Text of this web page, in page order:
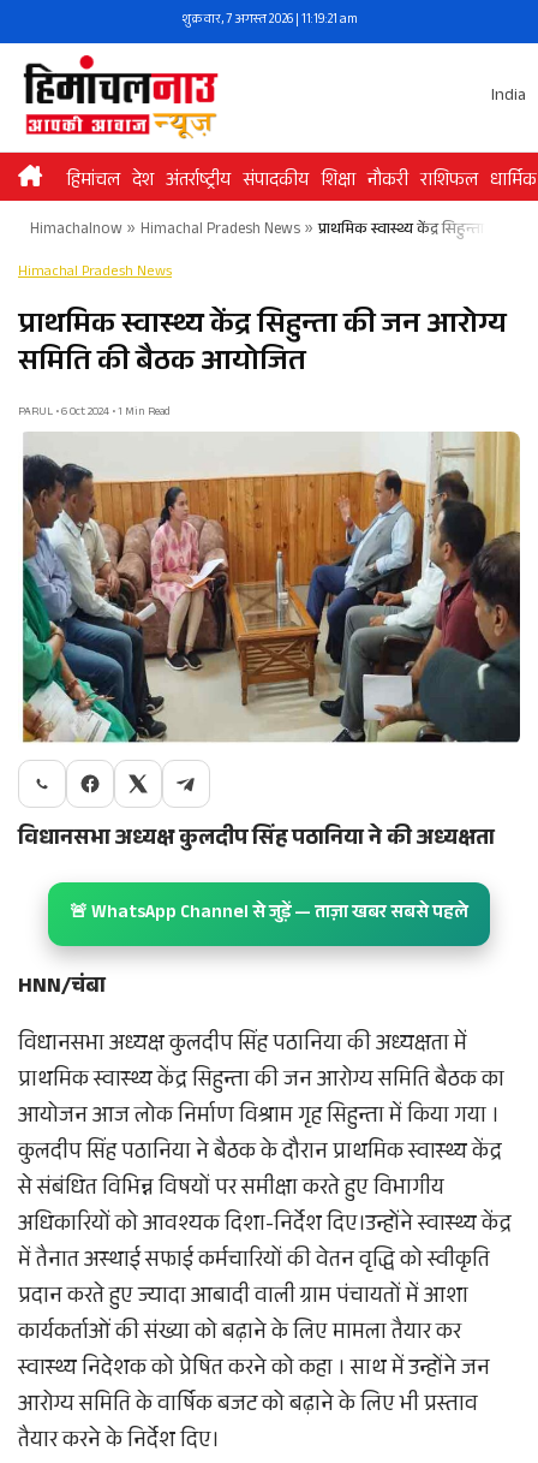
to
content
शुक्रवार, 7 अगस्त 2026 | 11:19:21 am
India
हिमांचल देश अंतर्राष्ट्रीय संपादकीय शिक्षा नौकरी राशिफल धार्मिक
Himachalnow» Himachal Pradesh News» प्राथमिक स्वास्थ्य केंद्र सिहुन्ता की
Himachal Pradesh News
प्राथमिक स्वास्थ्य केंद्र सिहुन्ता की जन आरोग्य
समिति की बैठक आयोजित
PARUL • 6 Oct 2024 • 1 Min Read
विधानसभा अध्यक्ष कुलदीप सिंह पठानिया ने की अध्यक्षता
🚨 WhatsApp Channel से जुड़ें — ताज़ा खबर सबसे पहले
HNN/चंबा
विधानसभा अध्यक्ष कुलदीप सिंह पठानिया की अध्यक्षता में
प्राथमिक स्वास्थ्य केंद्र सिहुन्ता की जन आरोग्य समिति बैठक का
आयोजन आज लोक निर्माण विश्राम गृह सिहुन्ता में किया गया ।
कुलदीप सिंह पठानिया ने बैठक के दौरान प्राथमिक स्वास्थ्य केंद्र
से संबंधित विभिन्न विषयों पर समीक्षा करते हुए विभागीय
अधिकारियों को आवश्यक दिशा-निर्देश दिए।उन्होंने स्वास्थ्य केंद्र
में तैनात अस्थाई सफाई कर्मचारियों की वेतन वृद्धि को स्वीकृति
प्रदान करते हुए ज्यादा आबादी वाली ग्राम पंचायतों में आशा
कार्यकर्ताओं की संख्या को बढ़ाने के लिए मामला तैयार कर
स्वास्थ्य निदेशक को प्रेषित करने को कहा । साथ में उन्होंने जन
आरोग्य समिति के वार्षिक बजट को बढ़ाने के लिए भी प्रस्ताव
तैयार करने के निर्देश दिए।